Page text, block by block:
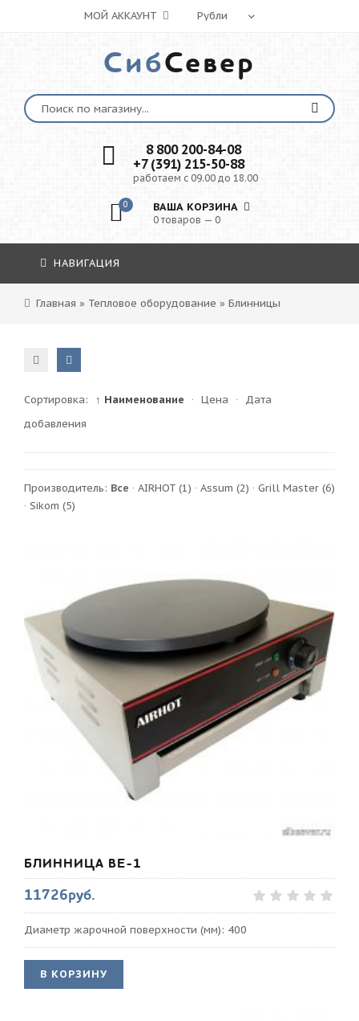
МОЙ АККАУНТ
СибСевер
8 800 200-84-08
+7 (391) 215-50-88
работаем с 09.00 до 18.00
0 ВАША КОРЗИНА
0 товаров — 0
НАВИГАЦИЯ
Главная » Тепловое оборудование » Блинницы
Сортировка: ↑ Наименование · Цена ·
Дата
добавления
Производитель: Все · AIRHOT (1) · Assum (2) · Grill Master (6)
· Sikom (5)
БЛИННИЦА BE-1
11726руб.
Диаметр жарочной поверхности (мм): 400
В КОРЗИНУ